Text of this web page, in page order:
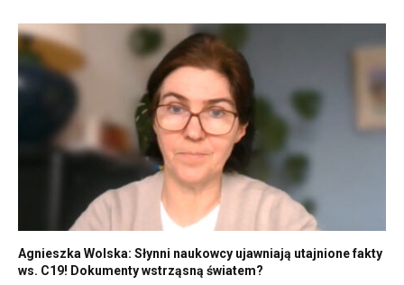
Agnieszka Wolska: Słynni naukowcy ujawniają utajnione fakty
ws. C19! Dokumenty wstrząsną światem?